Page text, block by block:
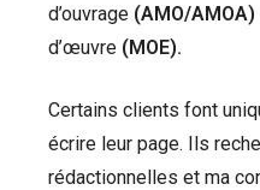
d’ouvrage (AMO/AMOA)
d’œuvre (MOE).
Certains clients font
écrire leur page. Ils
rédactionnelles et ma